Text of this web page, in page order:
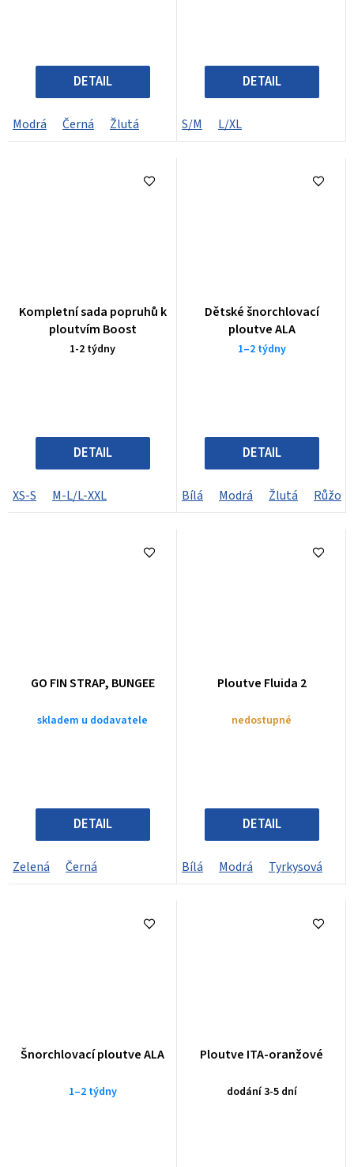
DETAIL
Modrá Černá Žlutá
DETAIL
S/M L/XL
Kompletní sada popruhů k
ploutvím Boost
1-2 týdny
DETAIL
XS-S M-L/L-XXL
Dětské šnorchlovací
ploutve ALA
1–2 týdny
DETAIL
Bílá Modrá Žlutá Růžová
GO FIN STRAP, BUNGEE
skladem u dodavatele
DETAIL
Zelená Černá
Ploutve Fluida 2
nedostupné
DETAIL
Bílá Modrá Tyrkysová
Šnorchlovací ploutve ALA
1–2 týdny
Ploutve ITA-oranžové
dodání 3-5 dní